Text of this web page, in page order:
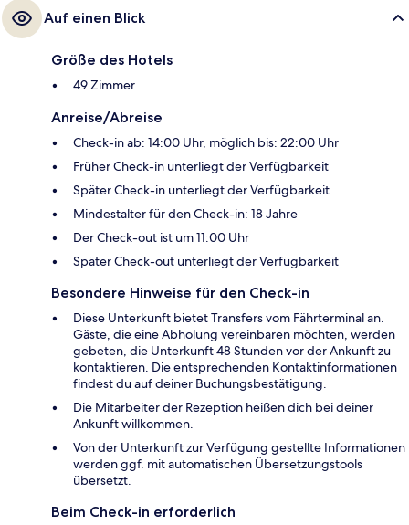
Auf einen Blick
Größe des Hotels
49 Zimmer
Anreise/Abreise
Check-in ab: 14:00 Uhr, möglich bis: 22:00 Uhr
Früher Check-in unterliegt der Verfügbarkeit
Später Check-in unterliegt der Verfügbarkeit
Mindestalter für den Check-in: 18 Jahre
Der Check-out ist um 11:00 Uhr
Später Check-out unterliegt der Verfügbarkeit
Besondere Hinweise für den Check-in
Diese Unterkunft bietet Transfers vom Fährterminal an.
Gäste, die eine Abholung vereinbaren möchten, werden
gebeten, die Unterkunft 48 Stunden vor der Ankunft zu
kontaktieren. Die entsprechenden Kontaktinformationen
findest du auf deiner Buchungsbestätigung.
Die Mitarbeiter der Rezeption heißen dich bei deiner
Ankunft willkommen.
Von der Unterkunft zur Verfügung gestellte Informationen
werden ggf. mit automatischen Übersetzungstools
übersetzt.
Beim Check-in erforderlich